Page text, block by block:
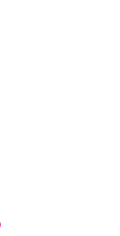
cuidado
tiempo.